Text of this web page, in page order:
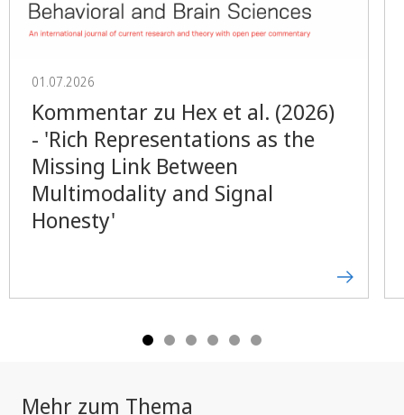
01.07.2026
Kommentar zu Hex et al. (2026)
- 'Rich Representations as the
Missing Link Between
Multimodality and Signal
Honesty'
Mehr zum Thema